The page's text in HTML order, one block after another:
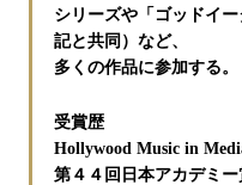
シリーズや「ゴッドイ
記と共同）など、
多くの作品に参加する。
受賞歴
Hollywood Music in
第４４回日本アカデミ